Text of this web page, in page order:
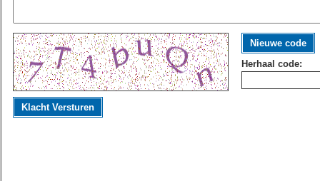
Nieuwe code
Herhaal code:
Klacht Versturen